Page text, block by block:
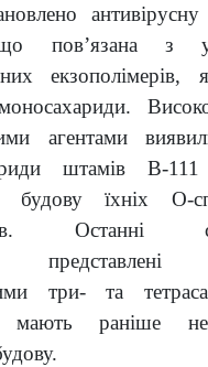
антивірусну
пов’язана з
екзополімерів,
агентами
штамів В-
будову їхніх О-
Останні
представлені
три- та
мають раніше